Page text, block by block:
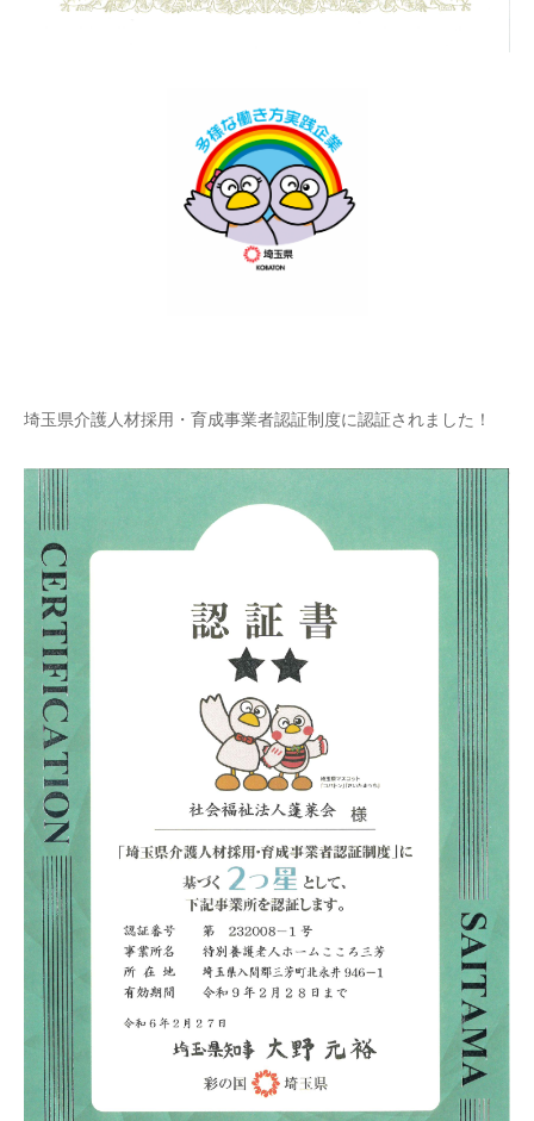
埼玉県介護人材採用・育成事業者認証制度に認証されました！